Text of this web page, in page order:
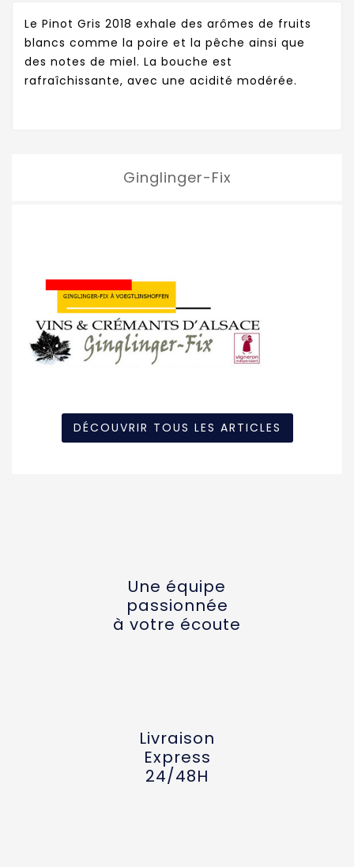
Le Pinot Gris 2018 exhale des arômes de fruits
blancs comme la poire et la pêche ainsi que
des notes de miel. La bouche est
rafraîchissante, avec une acidité modérée.
Ginglinger-Fix
DÉCOUVRIR TOUS LES ARTICLES
Une équipe
passionnée
à votre écoute
Livraison
Express
24/48H